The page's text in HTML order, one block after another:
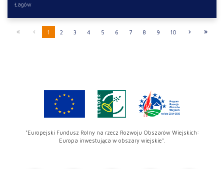
Łagów
1 2 3 4 5 6 7 8 9 10
"Europejski Fundusz Rolny na rzecz Rozwoju Obszarów Wiejskich:
Europa inwestująca w obszary wiejskie".